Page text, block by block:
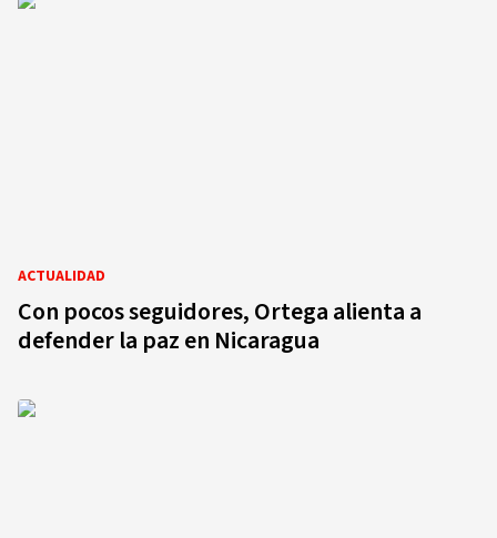
ACTUALIDAD
Con pocos seguidores, Ortega alienta a
defender la paz en Nicaragua